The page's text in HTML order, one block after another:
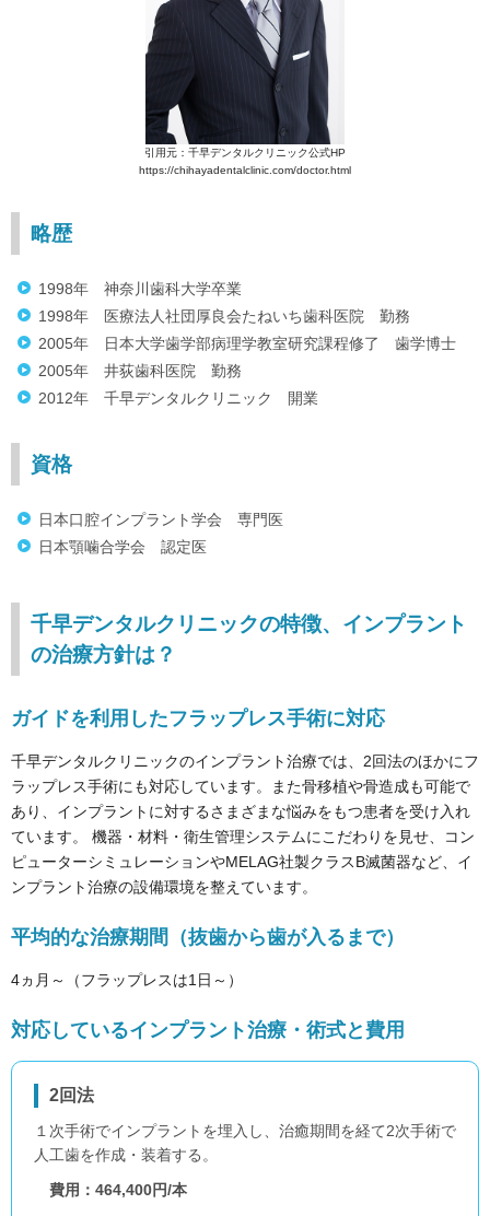
引用元：千早デンタルクリニック公式HP
https://chihayadentalclinic.com/doctor.html
略歴
1998年 神奈川歯科大学卒業
1998年 医療法人社団厚良会たねいち歯科医院 勤務
2005年 日本大学歯学部病理学教室研究課程修了 歯学博士
2005年 井荻歯科医院 勤務
2012年 千早デンタルクリニック 開業
資格
日本口腔インプラント学会 専門医
日本顎噛合学会 認定医
千早デンタルクリニックの特徴、インプラント
の治療方針は？
ガイドを利用したフラップレス手術に対応
千早デンタルクリニックのインプラント治療では、2回法のほかにフ
ラップレス手術にも対応しています。また骨移植や骨造成も可能で
あり、インプラントに対するさまざまな悩みをもつ患者を受け入れ
ています。 機器・材料・衛生管理システムにこだわりを見せ、コン
ピューターシミュレーションやMELAG社製クラスB滅菌器など、イ
ンプラント治療の設備環境を整えています。
平均的な治療期間（抜歯から歯が入るまで）
4ヵ月～（フラップレスは1日～）
対応しているインプラント治療・術式と費用
2回法
１次手術でインプラントを埋入し、治癒期間を経て2次手術で
人工歯を作成・装着する。
費用：464,400円/本